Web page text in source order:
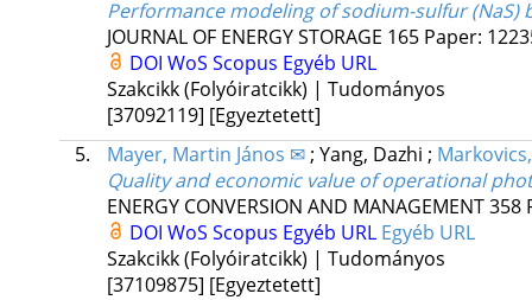
Performance modeling of sodium-sulfur
JOURNAL OF ENERGY STORAGE 165 Paper:
DOI WoS Scopus Egyéb URL
Szakcikk (Folyóiratcikk) | Tudományos
[37092119] [Egyeztetett]
5.
Mayer, Martin János ✉; Yang, Dazhi ;
Quality and economic value of operational
ENERGY CONVERSION AND MANAGEMENT358
DOI WoS Scopus Egyéb URL Egyéb URL
Szakcikk (Folyóiratcikk) | Tudományos
[37109875] [Egyeztetett]